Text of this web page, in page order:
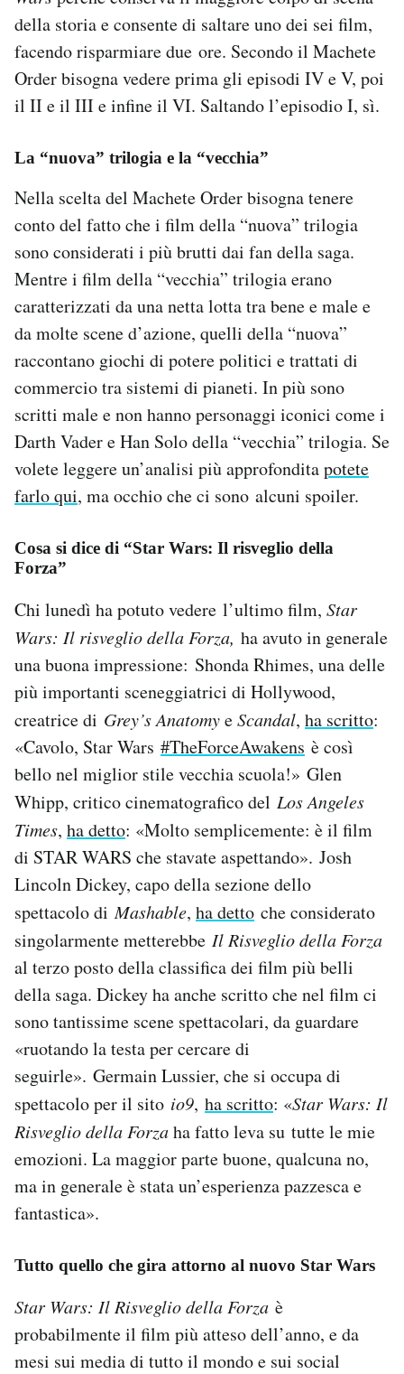
della storia e consente di saltare uno dei sei film,
facendo risparmiare due ore. Secondo il Machete
Order bisogna vedere prima gli episodi IV e V, poi
il II e il III e infine il VI. Saltando l’episodio I, sì.
La “nuova” trilogia e la “vecchia”
Nella scelta del Machete Order bisogna tenere
conto del fatto che i film della “nuova” trilogia
sono considerati i più brutti dai fan della saga.
Mentre i film della “vecchia” trilogia erano
caratterizzati da una netta lotta tra bene e male e
da molte scene d’azione, quelli della “nuova”
raccontano giochi di potere politici e trattati di
commercio tra sistemi di pianeti. In più sono
scritti male e non hanno personaggi iconici come i
Darth Vader e Han Solo della “vecchia” trilogia. Se
volete leggere un’analisi più approfonditapotete
farlo qui, ma occhio che ci sono alcuni spoiler.
Cosa si dice di “Star Wars: Il risveglio della
Forza”
Chi lunedì ha potuto vedere l’ultimo film, Star
Wars: Il risveglio della Forza, ha avuto in generale
una buona impressione: Shonda Rhimes, una delle
più importanti sceneggiatrici di Hollywood,
creatrice di Grey’s AnatomyeScandal, ha scritto:
«Cavolo, Star Wars #TheForceAwakens è così
bello nel miglior stile vecchia scuola!» Glen
Whipp, critico cinematografico del Los Angeles
Times, ha detto: «Molto semplicemente: è il film
di STAR WARS che stavate aspettando». Josh
Lincoln Dickey, capo della sezione dello
spettacolo diMashable, ha detto che considerato
singolarmente metterebbe Il Risveglio della Forza
al terzo posto della classifica dei film più belli
della saga. Dickey ha anche scritto che nel film ci
sono tantissime scene spettacolari, da guardare
«ruotando la testa per cercare di
seguirle». Germain Lussier, che si occupa di
spettacolo per il sito io9, ha scritto: «Star Wars: Il
Risveglio della Forzaha fatto leva su tutte le mie
emozioni. La maggior parte buone, qualcuna no,
ma in generale è stata un’esperienza pazzesca e
fantastica».
Tutto quello che gira attorno al nuovo Star Wars
Star Wars: Il Risveglio della Forza è
probabilmente il film più atteso dell’anno, e da
mesi sui media di tutto il mondo e sui social